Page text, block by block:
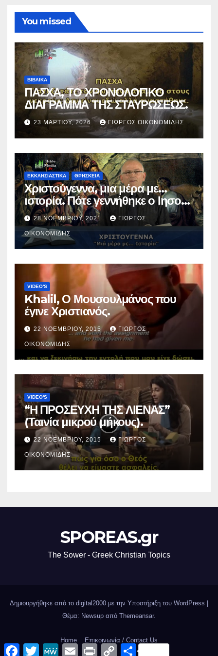
You missed
ΒΙΒΛΙΚΑ
ΠΑΣΧΑ, ΤΟ ΧΡΟΝΟΛΟΓΙΚΟ
ΔΙΑΓΡΑΜΜΑ ΤΗΣ ΣΤΑΥΡΩΣΕΩΣ.
23 ΜΑΡΤΊΟΥ, 2026 ΓΙΏΡΓΟΣ ΟΙΚΟΝΟΜΊΔΗΣ
ΕΚΚΛΗΣΙΑΣΤΙΚΑ ΘΡΗΣΚΕΙΑ
Χριστούγεννα, μια μέρα με…
ιστορία. Πότε γεννήθηκε ο Ιησούς
Χριστός; (Βίντεο).
28 ΝΟΕΜΒΡΊΟΥ, 2021 ΓΙΏΡΓΟΣ
ΟΙΚΟΝΟΜΊΔΗΣ
VIDEO'S
Khalil, Ο Μουσουλμάνος που
έγινε Χριστιανός.
22 ΝΟΕΜΒΡΊΟΥ, 2015 ΓΙΏΡΓΟΣ
ΟΙΚΟΝΟΜΊΔΗΣ
VIDEO'S
“Η ΠΡΟΣΕΥΧΗ ΤΗΣ ΛΙΕΝΑΣ”
(Ταινία μικρού μήκους).
22 ΝΟΕΜΒΡΊΟΥ, 2015 ΓΙΏΡΓΟΣ
ΟΙΚΟΝΟΜΊΔΗΣ
SPOREAS.gr
The Sower - Greek Christian Topics
Δημιουργήθηκε από το digital2000 με την Υποστήριξη του WordPress
Θέμα: Newsup από Themeansar.
Home Επικοινωνία / Contact Us
F
T
M
E
P
C
Μ